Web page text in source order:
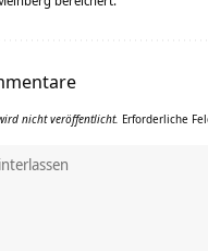
nicht veröffentlicht. Erforderliche